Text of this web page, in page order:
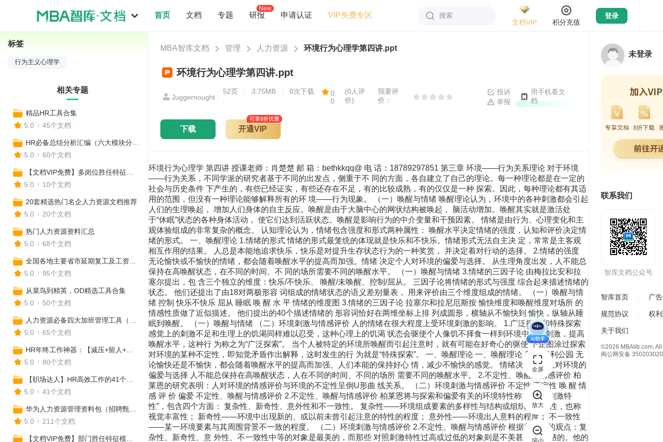
首页 文档 专题 研报
New
申请认证 VIP免费专区
搜索
文档VIP
积分充值
登录
MBA智库文档 管理 人力资源 环境行为心理学第四讲.ppt
环境行为心理学第四讲.ppt
Juggernought
52页 3.75MB
0次下载
0.
0
(0人评
价)
我要评
价：
投诉
举报
用手机看文
档
下载 开通VIP
环境行为心理学 第四讲 授课老师：肖楚楚 邮 箱：bethkkqq@ 电 话：18789297851 第三章 环境——行为关系理论 对于环境
——行为关系，不同学派的研究者基于不同的出发点，侧重于不 同的方面，各自建立了自己的理论。每一种理论都是在一定的
社会与历史条件 下产生的，有些已经证实，有些还存在不足，有的比较成熟，有的仅仅是一种 探索。因此，每种理论都有其适
用的范围，但没有一种理论能够解释所有的环 境——行为现象。 （一）唤醒与情绪 唤醒理论认为，环境中的各种刺激都会引起
人们的生理唤起， 增加人们身体的自主反应。唤醒是由于大脑中心的网状结构被唤起， 脑活动增加。唤醒其实就是激活处
于“休眠”状态的各种身体活动， 使它们达到活跃状态。唤醒是影响行为的中介变量和干预因素。 情绪是由行为、心理变化和主
观体验组成的非常复杂的概念。 认知理论认为，情绪包含强度和形式两种属性： 唤醒水平决定情绪的强度，认知和评价决定情
绪的形式。 一、唤醒理论 1.情绪的形式 情绪的形式最笼统的体现就是快乐和不快乐。情绪形式无法自主决 定，常常是主客观
相互作用的结果。 人总是本能地追求快乐，快乐是对提升生存状态行为的一种奖赏， 并决定着对行动的选择。 2.情绪的强度
无论愉快或不愉快的情绪，都会随着唤醒水平的提高而加强。情绪 决定个人对环境的偏爱与选择。 从生理角度出发，人不能总
保持在高唤醒状态，在不同的时间、不 同的场所需要不同的唤醒水平。 （一）唤醒与情绪 3.情绪的三因子论 由梅拉比安和拉
塞尔提出，包 含三个独立的维度：快乐/不快乐、 唤醒/未唤醒、控制/屈从。 三因子论将情绪的形式与强度 综合起来描述情绪的
状态。 他们还提出了由18对两极形容 词组成的情绪状态的语义差别量表， 用来评价由三个维度组成的情绪。 （一）唤醒与情
绪 控制 快乐不快乐 屈从 睡眠 唤 醒 水 平 情绪的维度图 3.情绪的三因子论 拉塞尔和拉尼厄斯按 愉快维度和唤醒维度对场所 的
情感性质做了近似描述。 他们提出的40个描述情绪的 形容词恰好在两维坐标上排 列成圆形，横轴从不愉快到 愉快，纵轴从睡
眠到唤醒。 （一）唤醒与情绪 （二）环境刺激与情感评价 人的情绪在很大程度上受环境刺激的影响。 1.广泛探索和特殊探索
感觉上的刺激不足和生理上的饥渴同样难以忍受，这种心理上的饥渴 状态会驱使个人像饥不择食一样到环境中寻求刺激，提高
唤醒水平，这种行 为称之为“广泛探索”。 当个人被特定的环境所唤醒而引起注意时，就有可能在好奇心的驱使 下企图涂过探索
对环境的某种不定性，即知觉矛盾作出解释，这时发生的行 为就是“特殊探索”。 一、唤醒理论 一、唤醒理论 美国 佩利公园 无
论愉快还是不愉快，都会随着唤醒水平的提高而加强。人们本能的保持好心 情，减少不愉快的感觉。 情绪决定着个人对环境的
偏爱与选择 人不能总保持在高唤醒状态，人在不同的时间、不同的场所 需要不同的唤醒水平。 2.不定性、唤醒与情感评价 柏
莱恩的研究表明：人对环境的情感评价与环境的不定性呈倒U形曲 线关系。 （二）环境刺激与情感评价 不定性 不定性 唤 醒 情
感 评 价 偏爱 不定性、唤醒与情感评价 2.不定性、唤醒与情感评价 柏莱恩将与探索和偏爱有关的环境特性称为“对照刺激特
性”，包含四个方面： 复杂性、新奇性、意外性和不一致性。 复杂性——环境组成要素的多样性与结构或组织的复杂性，也称
视觉丰富性； 新奇性——环境中出现新的、或以前未曾引起注意的特性的程度； 意外性——环境出人意料的程度； 不一致性
——某一环境要素与其周围背景不一致的程度。 （二）环境刺激与情感评价 2.不定性、唤醒与情感评价 根据柏莱恩的观点：复
杂性、新奇性、意 外性、不一致性中等的对象是最美的，而那些 对照刺激特性过高或过低的对象则是不美甚至 是丑陋的。他的
标签
行为主义心理学
相关专题
精品HR工具合集
5.0
45个文档
5.0
60个文档
5.0
10个文档
20套精选热门名企人力资源文档推荐
5.0
20个文档
热门人力资源资料汇总
5.0
68个文档
5.0
95个文档
从菜鸟到精英，OD精选工具合集
5.0
50个文档
5.0
65个文档
5.0
80个文档
5.0
41个文档
5.0
211个文档
未登录
联系我们
智库文档公众号
智库首页 广
规范协议 权
关于我们
©2026 MBAlib.com,
闽公网安备
全屏
放大
缩小